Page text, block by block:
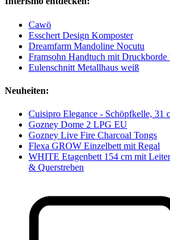
Cawö
Esschert Design Komposter
Dreamfarm Mandoline Nocutu
Framsohn Handtuch mit
Eulenschnitt Metallhaus weiß
Neuheiten:
Cuisipro Elegance - Schöpfkelle, 31
Gozney Dome 2 LPG EU
Gozney Live Fire Charcoal Tongs
Flexa GROW Einzelbett mit Regal
WHITE Etagenbett 154 cm mit
& Querstreben